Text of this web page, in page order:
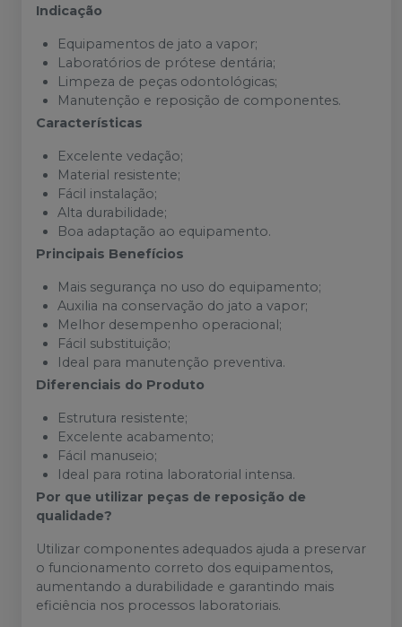
Indicação
Equipamentos de jato a vapor;
Laboratórios de prótese dentária;
Limpeza de peças odontológicas;
Manutenção e reposição de componentes.
Características
Excelente vedação;
Material resistente;
Fácil instalação;
Alta durabilidade;
Boa adaptação ao equipamento.
Principais Benefícios
Mais segurança no uso do equipamento;
Auxilia na conservação do jato a vapor;
Melhor desempenho operacional;
Fácil substituição;
Ideal para manutenção preventiva.
Diferenciais do Produto
Estrutura resistente;
Excelente acabamento;
Fácil manuseio;
Ideal para rotina laboratorial intensa.
Por que utilizar peças de reposição de
qualidade?
Utilizar componentes adequados ajuda a preservar
o funcionamento correto dos equipamentos,
aumentando a durabilidade e garantindo mais
eficiência nos processos laboratoriais.